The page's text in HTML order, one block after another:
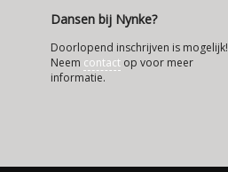
Dansen bij Nynke?
Doorlopend inschrijven is mogelijk!
Neem contact op voor meer
informatie.